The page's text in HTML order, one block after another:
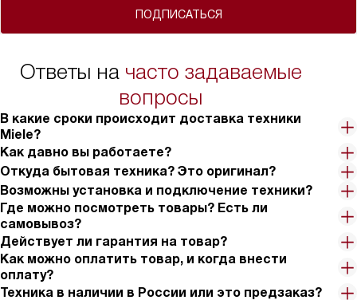
ПОДПИСАТЬСЯ
Ответы на часто задаваемые
вопросы
В какие сроки происходит доставка техники
Miele?
Как давно вы работаете?
Откуда бытовая техника? Это оригинал?
Возможны установка и подключение техники?
Где можно посмотреть товары? Есть ли
самовывоз?
Действует ли гарантия на товар?
Как можно оплатить товар, и когда внести
оплату?
Техника в наличии в России или это предзаказ?